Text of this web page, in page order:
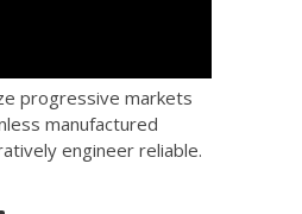
progressive markets
manufactured
engineer reliable.